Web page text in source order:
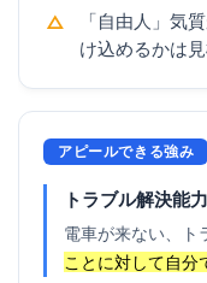
△
「自由人」気
け込めるかは
アピールできる強み
トラブル解決能
電車が来ない、ト
ことに対して自分